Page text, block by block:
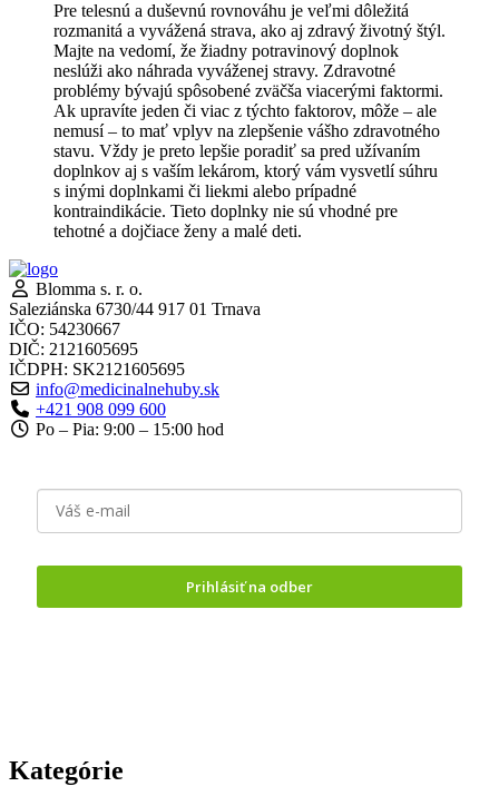
Pre telesnú a duševnú rovnováhu je veľmi dôležitá
rozmanitá a vyvážená strava, ako aj zdravý životný štýl.
Majte na vedomí, že žiadny potravinový doplnok
neslúži ako náhrada vyváženej stravy. Zdravotné
problémy bývajú spôsobené zväčša viacerými faktormi.
Ak upravíte jeden či viac z týchto faktorov, môže – ale
nemusí – to mať vplyv na zlepšenie vášho zdravotného
stavu. Vždy je preto lepšie poradiť sa pred užívaním
doplnkov aj s vaším lekárom, ktorý vám vysvetlí súhru
s inými doplnkami či liekmi alebo prípadné
kontraindikácie. Tieto doplnky nie sú vhodné pre
tehotné a dojčiace ženy a malé deti.
Blomma s. r. o.
Saleziánska 6730/44 917 01 Trnava
IČO: 54230667
DIČ: 2121605695
IČDPH: SK2121605695
info@medicinalnehuby.sk
+421 908 099 600
Po – Pia: 9:00 – 15:00 hod
Prihlásiť na odber
Kategórie